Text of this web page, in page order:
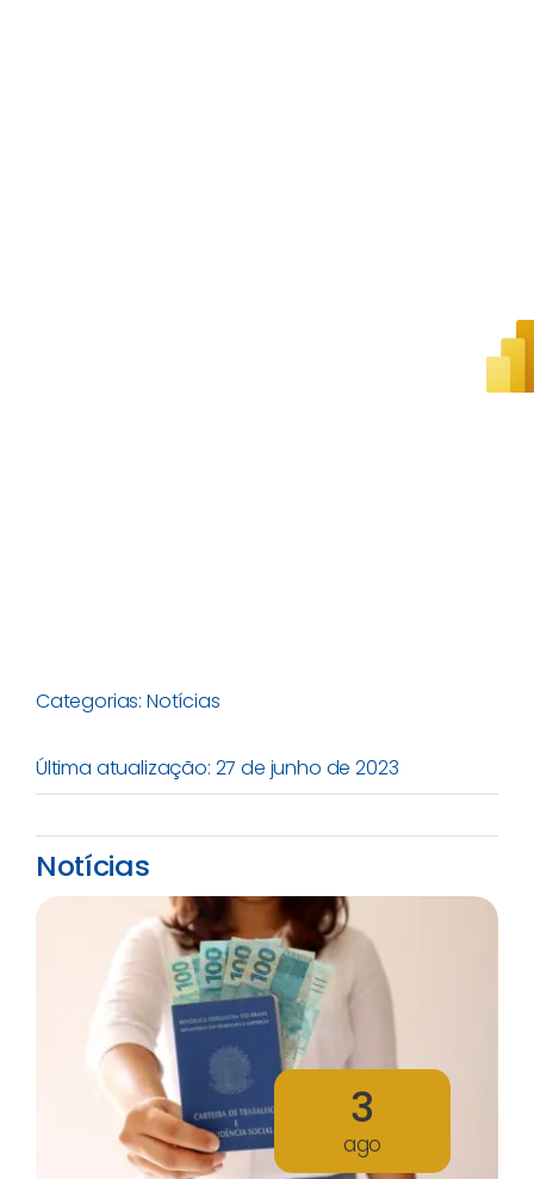
Categorias: Notícias
Última atualização: 27 de junho de 2023
Notícias
3
ago